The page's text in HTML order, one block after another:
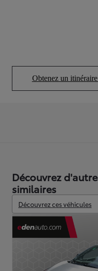
Obtenez un
Découvrez
similaires
Découvrez ces véhicules